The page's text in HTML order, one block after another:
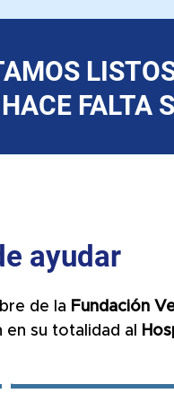
FALTA
ayudar
de la Fundación
en su totalidad al